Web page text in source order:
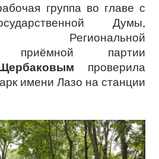
группа во главе с
Думы,
Региональной
приёмной партии
проверила
имени Лазо на станции